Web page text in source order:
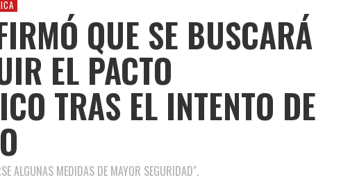
QUE SE BUSCARÁ
EL PACTO
TRAS EL INTENTO DE
ALGUNAS MEDIDAS DE MAYOR SEGURIDAD".